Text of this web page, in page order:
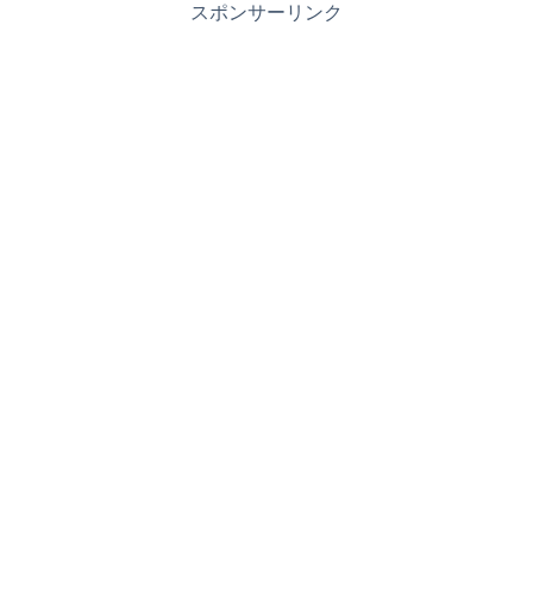
スポンサーリンク